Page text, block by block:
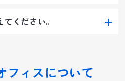
ください。
フィスについて